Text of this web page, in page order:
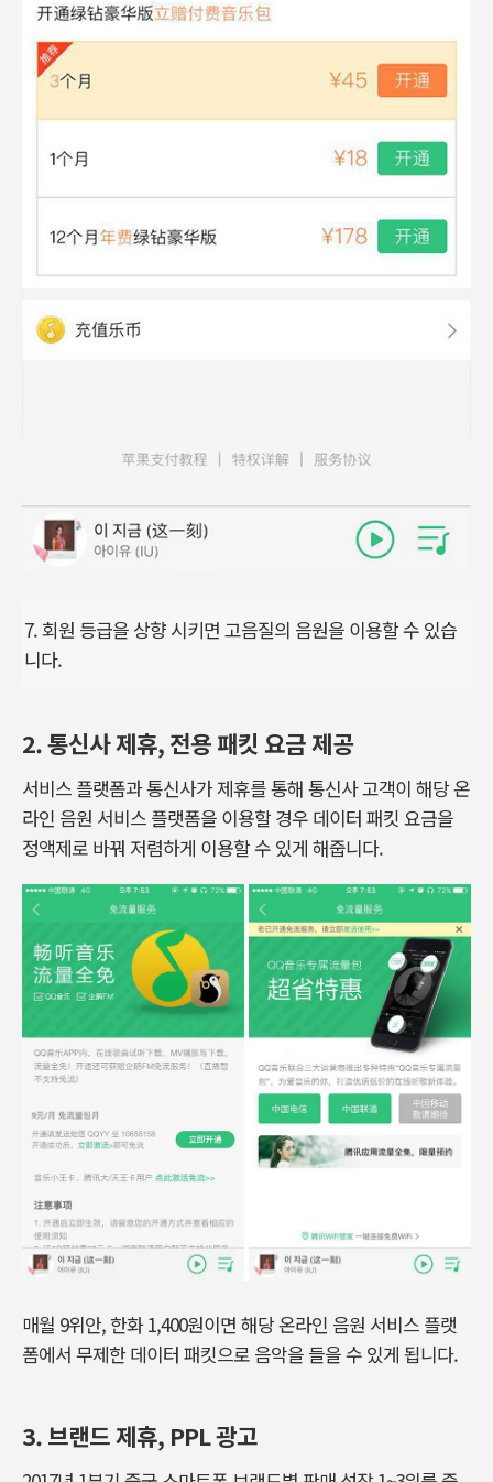
7. 회원 등급을 상향 시키면 고음질의 음원을 이용할 수 있습
니다.
2. 통신사 제휴, 전용 패킷 요금 제공
서비스 플랫폼과 통신사가 제휴를 통해 통신사 고객이 해당 온
라인 음원 서비스 플랫폼을 이용할 경우 데이터 패킷 요금을
정액제로 바꿔 저렴하게 이용할 수 있게 해줍니다.
매월 9위안, 한화 1,400원이면 해당 온라인 음원 서비스 플랫
폼에서 무제한 데이터 패킷으로 음악을 들을 수 있게 됩니다.
3. 브랜드 제휴, PPL 광고